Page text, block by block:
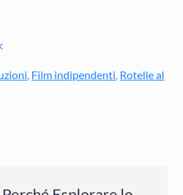
, Film indipendenti, Rotelle al